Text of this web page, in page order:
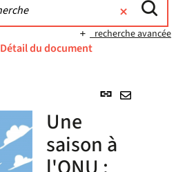
recherche avancée
Détail du document
Lien
Une
saison à